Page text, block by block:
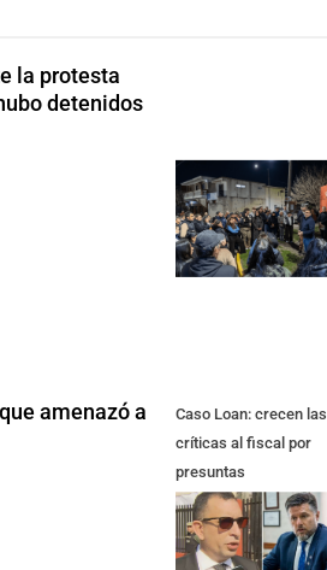
la protesta
detenidos
amenazó a
Caso Loan: crecen las
críticas al fiscal por
presuntas
contradicciones en la
investigación